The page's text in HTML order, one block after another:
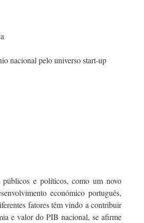
nacional pelo universo start-up
e políticos, como um novo
económico português,
fatores têm vindo a contribuir
e valor do PIB nacional, se afirme